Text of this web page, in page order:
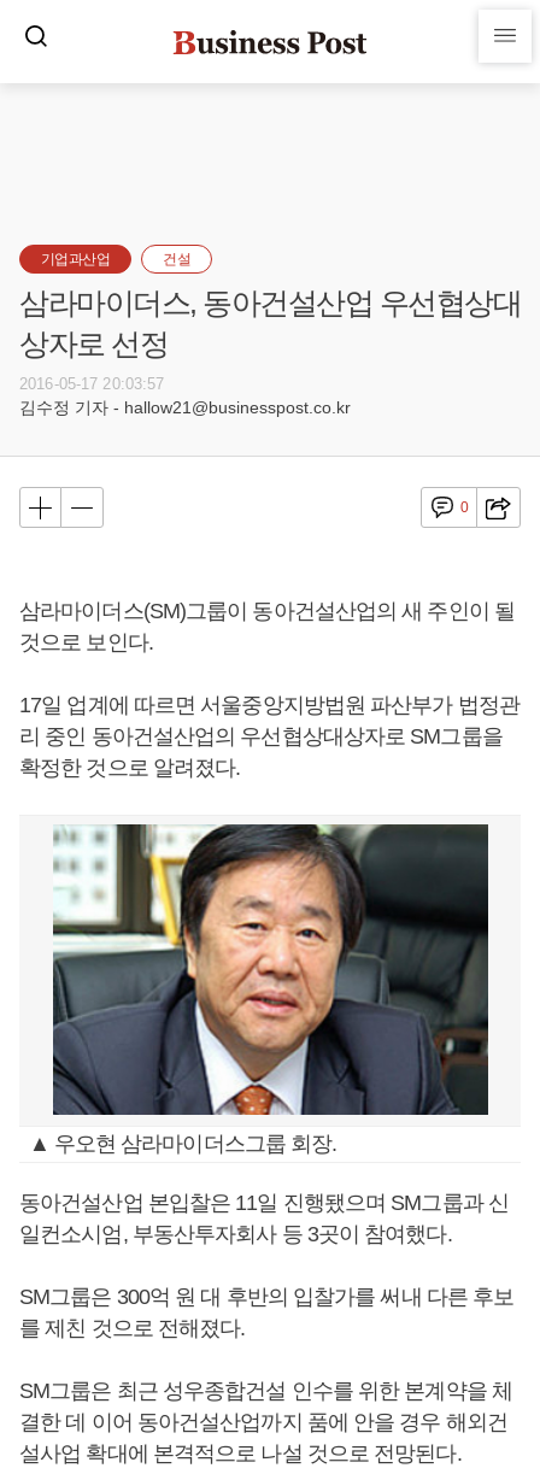
기업과산업 건설
삼라마이더스, 동아건설산업 우선협상대
상자로 선정
2016-05-17 20:03:57
김수정 기자 - hallow21@businesspost.co.kr
0
삼라마이더스(SM)그룹이 동아건설산업의 새 주인이 될
것으로 보인다.
17일 업계에 따르면 서울중앙지방법원 파산부가 법정관
리 중인 동아건설산업의 우선협상대상자로 SM그룹을
확정한 것으로 알려졌다.
▲ 우오현 삼라마이더스그룹 회장.
동아건설산업 본입찰은 11일 진행됐으며 SM그룹과 신
일컨소시엄, 부동산투자회사 등 3곳이 참여했다.
SM그룹은 300억 원 대 후반의 입찰가를 써내 다른 후보
를 제친 것으로 전해졌다.
SM그룹은 최근 성우종합건설 인수를 위한 본계약을 체
결한 데 이어 동아건설산업까지 품에 안을 경우 해외건
설사업 확대에 본격적으로 나설 것으로 전망된다.